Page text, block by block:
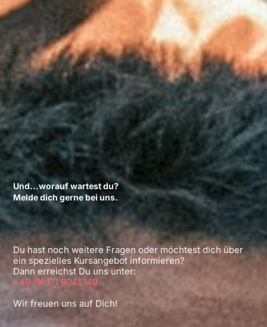
Und...worauf wartest du?
Melde dich gerne bei uns.
Du hast noch weitere Fragen oder möchtest dich über
ein spezielles Kursangebot informieren?
Dann erreichst Du uns unter:
+49 (0) 171 9045149
Wir freuen uns auf Dich!